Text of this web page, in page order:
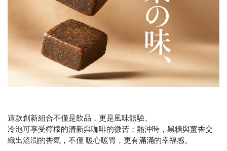
這款創新組合不僅是飲品，更是風味體驗。
冷泡可享受檸檬的清新與咖啡的微苦；熱沖時，黑糖與薑香交
織出溫潤的香氣，不僅 暖心暖胃，更有滿滿的幸福感。